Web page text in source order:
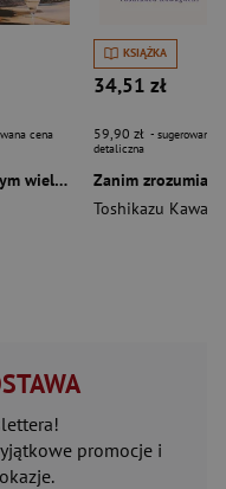
cena
Dzień, w którym wieloryb przepłynął przez Londyn
KSIĄŻKA
34,51 zł
59,90 zł - sugerowana
detaliczna
Toshikazu
promocje i